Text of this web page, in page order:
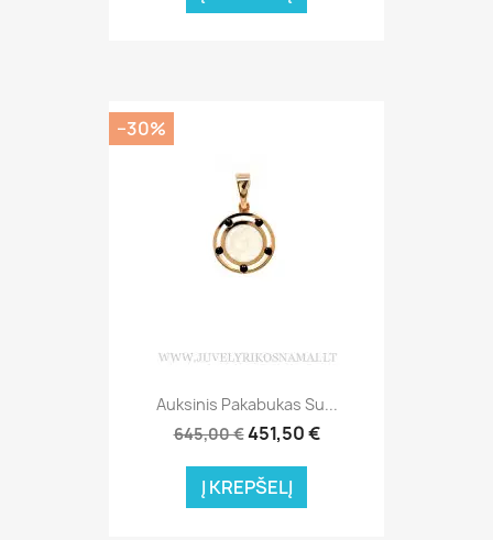
Auksinis Pakabukas Su...
645,00 €451,50 €
Į KREPŠELĮ
−30%